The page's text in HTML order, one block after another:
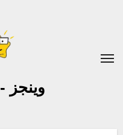
وينجز - wingiz.com